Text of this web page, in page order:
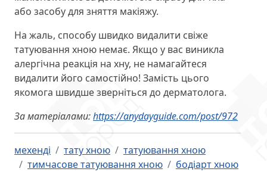
або засобу для зняття макіяжу.
На жаль, способу швидко видалити свіже
татуювання хною немає. Якщо у вас виникла
алергічна реакція на хну, не намагайтеся
видалити його самостійно! Замість цього
якомога швидше зверніться до дерматолога.
За матеріалами:https://anydayguide.com/post/972
мехенді тату хною
татуювання хною
тимчасове татуювання хною
бодіарт хною